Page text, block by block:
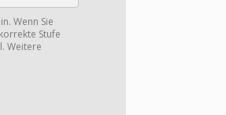
Wenn Sie
Stufe
Weitere